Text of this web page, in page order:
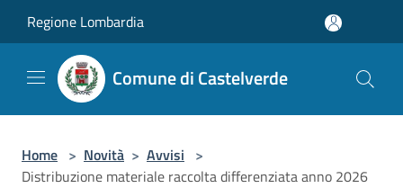
Regione Lombardia
Comune di Castelverde
Home > Novità > Avvisi >
Distribuzione materiale raccolta differenziata anno 2026